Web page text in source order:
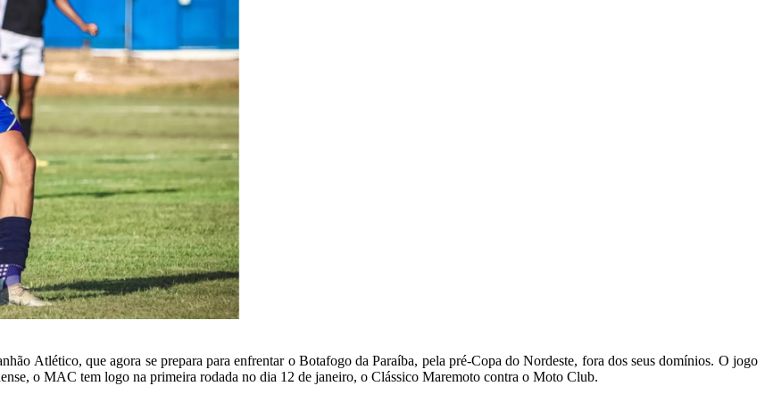
Atlético, que agora se prepara para enfrentar o Botafogo da Paraíba, pela pré-Copa do Nordeste, fora dos seus domínios. O jogo
o MAC tem logo na primeira rodada no dia 12 de janeiro, o Clássico Maremoto contra o Moto Club.